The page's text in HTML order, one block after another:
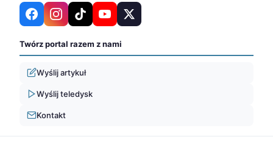
Twórz portal razem z nami
Wyślij artykuł
Wyślij teledysk
Kontakt